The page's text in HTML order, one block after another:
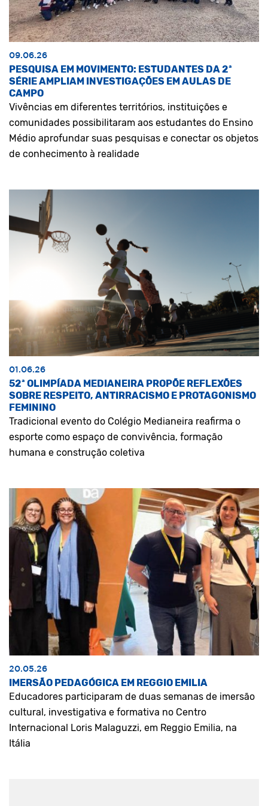
09.06.26
PESQUISA EM MOVIMENTO: ESTUDANTES DA 2ª
SÉRIE AMPLIAM INVESTIGAÇÕES EM AULAS DE
CAMPO
Vivências em diferentes territórios, instituições e
comunidades possibilitaram aos estudantes do Ensino
Médio aprofundar suas pesquisas e conectar os objetos
de conhecimento à realidade
01.06.26
52ª OLIMPÍADA MEDIANEIRA PROPÕE REFLEXÕES
SOBRE RESPEITO, ANTIRRACISMO E PROTAGONISMO
FEMININO
Tradicional evento do Colégio Medianeira reafirma o
esporte como espaço de convivência, formação
humana e construção coletiva
20.05.26
IMERSÃO PEDAGÓGICA EM REGGIO EMILIA
Educadores participaram de duas semanas de imersão
cultural, investigativa e formativa no Centro
Internacional Loris Malaguzzi, em Reggio Emilia, na
Itália